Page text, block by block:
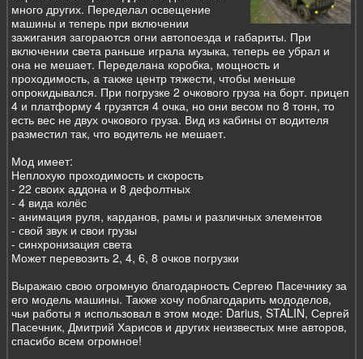
много других. Переделал освещение
машины и теперь при включении
зажигания загораются огни автопоезда и габариты. При
включении света раньше играла музыка, теперь ее убрал и
она не мешает. Переделана коробка, мощность и
проходимость, а также центр тяжести, чтобы меньше
опрокидывался. При погрузке 2 очкового груза на борт. прицеп
4 и платформу 4 грузятся 4 очка, но они весом по 8 тонн, то
есть вес не двух очкового груза. Вид из кабины от водителя
разместил так, что водитель не мешает.
Мод имеет:
Неплохую проходимость и скорость
- 22 своих аддона и 8 дефолтных
- 4 вида колёс
- анимация руля, карданов, рамы и различных элементов
- свой звук и свои грузы
- синхронизация света
Может перевозить 2, 4, 6, 8 очков погрузки
Выражаю свою огромную благодарность Сергею Пасечнику за
его модель машины. Также хочу поблагодарить мододелов,
чьи работы я использовал в этом моде: Darius, STALIN, Сергей
Пасечник, Дмитрий Харисов и других неизвестых мне авторов,
спасибо всем огромное!